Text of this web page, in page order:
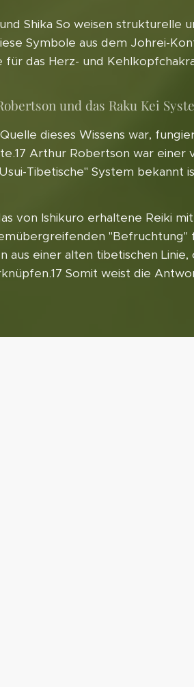
Shika So weisen
Symbole aus dem Johrei-
das Herz- und
und das Raku Kei
dieses Wissens war,
Arthur Robertson war einer
Tibetische" System bekannt
von Ishikuro erhaltene Reiki
aus einer alten tibetischen
Somit weist die